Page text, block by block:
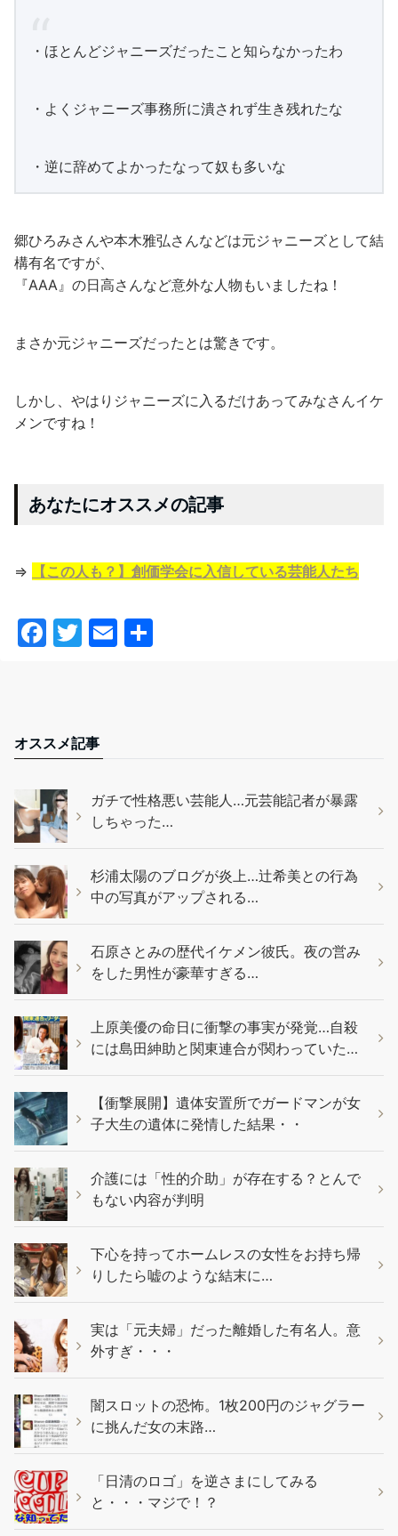
・ほとんどジャニーズだったこと知らなかったわ
・よくジャニーズ事務所に潰されず生き残れたな
・逆に辞めてよかったなって奴も多いな
郷ひろみさんや本木雅弘さんなどは元ジャニーズとして結
構有名ですが、
『AAA』の日高さんなど意外な人物もいましたね！
まさか元ジャニーズだったとは驚きです。
しかし、やはりジャニーズに入るだけあってみなさんイケ
メンですね！
あなたにオススメの記事
⇒ 【この人も？】創価学会に入信している芸能人たち
オススメ記事
ガチで性格悪い芸能人…元芸能記者が暴露
しちゃった…
杉浦太陽のブログが炎上…辻希美との行為
中の写真がアップされる…
石原さとみの歴代イケメン彼氏。夜の営み
をした男性が豪華すぎる…
上原美優の命日に衝撃の事実が発覚…自殺
には島田紳助と関東連合が関わっていた…
【衝撃展開】遺体安置所でガードマンが女
子大生の遺体に発情した結果・・
介護には「性的介助」が存在する？とんで
もない内容が判明
下心を持ってホームレスの女性をお持ち帰
りしたら嘘のような結末に…
実は「元夫婦」だった離婚した有名人。意
外すぎ・・・
闇スロットの恐怖。1枚200円のジャグラー
に挑んだ女の末路…
「日清のロゴ」を逆さまにしてみる
と・・・マジで！？